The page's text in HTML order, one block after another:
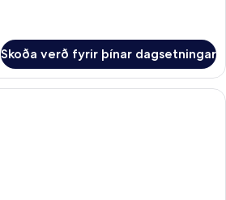
Skoða verð fyrir þínar dagsetningar
Rúmföt af bestu gerð, dúnsængur,